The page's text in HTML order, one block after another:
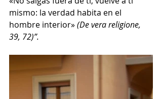
mismo: la verdad habita en el
hombre interior» (De vera religione,
39, 72)”.